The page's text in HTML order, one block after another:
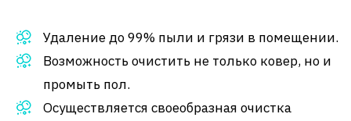
Удаление до 99% пыли и грязи в помещении.
Возможность очистить не только ковер, но и
промыть пол.
Осуществляется своеобразная очистка